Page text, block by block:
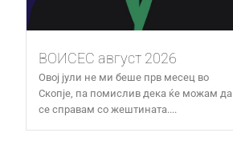
ВОИСЕС август 2026
Овој јули не ми беше прв месец во
Скопје, па помислив дека ќе можам да
се справам со жештината....